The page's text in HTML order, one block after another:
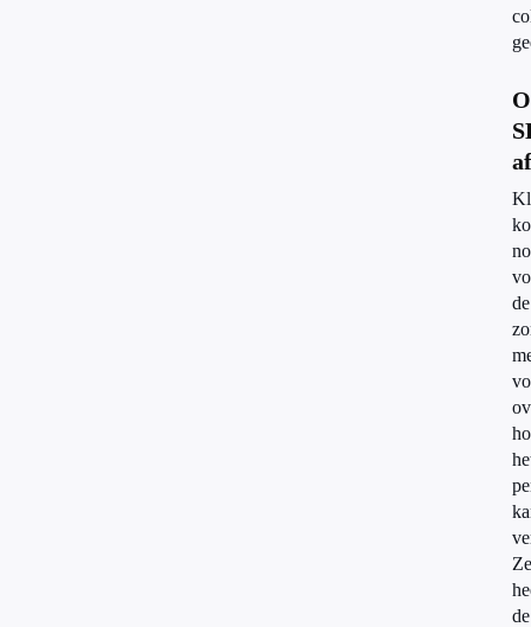
de
Ze
de